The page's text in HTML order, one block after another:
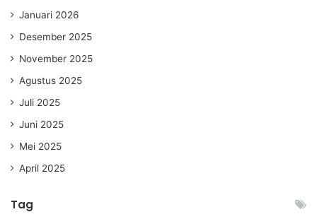
Januari 2026
Desember 2025
November 2025
Agustus 2025
Juli 2025
Juni 2025
Mei 2025
April 2025
Tag